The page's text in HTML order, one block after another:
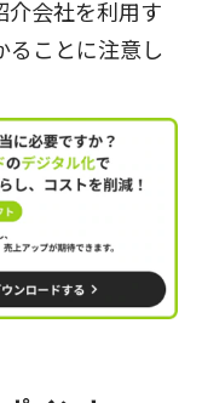
介会社を利用す
ることに注意し